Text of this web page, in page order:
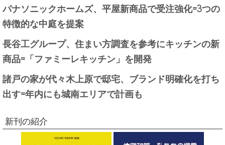
パナソニックホームズ、平屋新商品で受注強化=3つの
特徴的な中庭を提案
長谷工グループ、住まい方調査を参考にキッチンの新
商品=「ファミーレキッチン」を開発
諸戸の家が代々木上原で邸宅、ブランド明確化を打ち
出す=年内にも城南エリアで計画も
新刊の紹介